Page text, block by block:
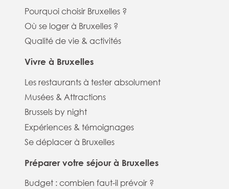
Pourquoi choisir Bruxelles ?
Où se loger à Bruxelles ?
Qualité de vie & activités
Vivre à Bruxelles
Les restaurants à tester absolument
Musées & Attractions
Brussels by night
Expériences & témoignages
Se déplacer à Bruxelles
Préparer votre séjour à Bruxelles
Budget : combien faut-il prévoir ?